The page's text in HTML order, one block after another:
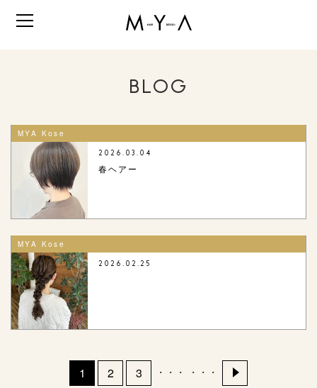
BLOG
MYA Kose
2026.03.04
春ヘアー
MYA Kose
2026.02.25
1 2 3 ・・・ ・・・